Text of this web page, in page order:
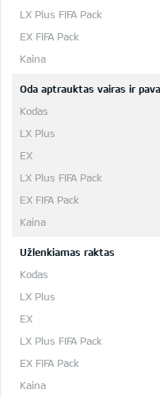
Oda aptrauktas vairas ir
Užlenkiamas raktas